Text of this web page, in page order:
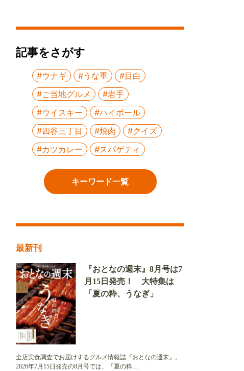
記事をさがす
#ウナギ #うな重
#目白
#ご当地グルメ
#岩手
#ウイスキー
#ハイボール
#四谷三丁目
#焼肉
#クイズ
#カツカレー
#スパゲティ
キーワード一覧
最新刊
『おとなの週末』8月号は7
月15日発売！ 大特集は
「夏の粋、うなぎ」
全店実食調査でお届けするグルメ情報誌『おとなの週末』。
2026年7月15日発売の8月号では、「夏の粋…